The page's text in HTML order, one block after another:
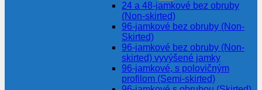
24 a 48-jamkové bez obruby
(Non-skirted)
96-jamkové bez obruby (Non-
Skirted)
96-jamkové bez obruby (Non-
skirted) vyvýšené jamky
96-jamkové, s polovičným
profilom (Semi-skirted)